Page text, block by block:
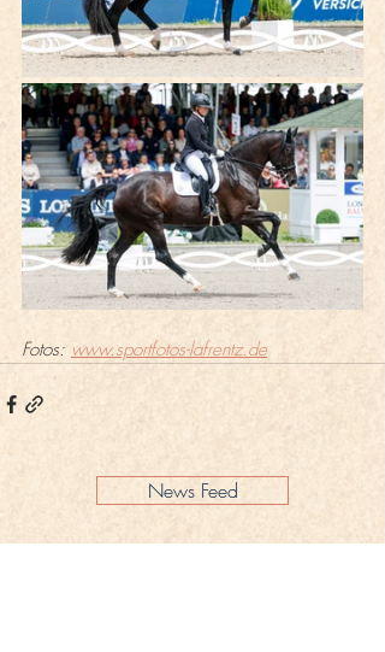
Fotos: www.sportfotos-lafrentz.de
News Feed